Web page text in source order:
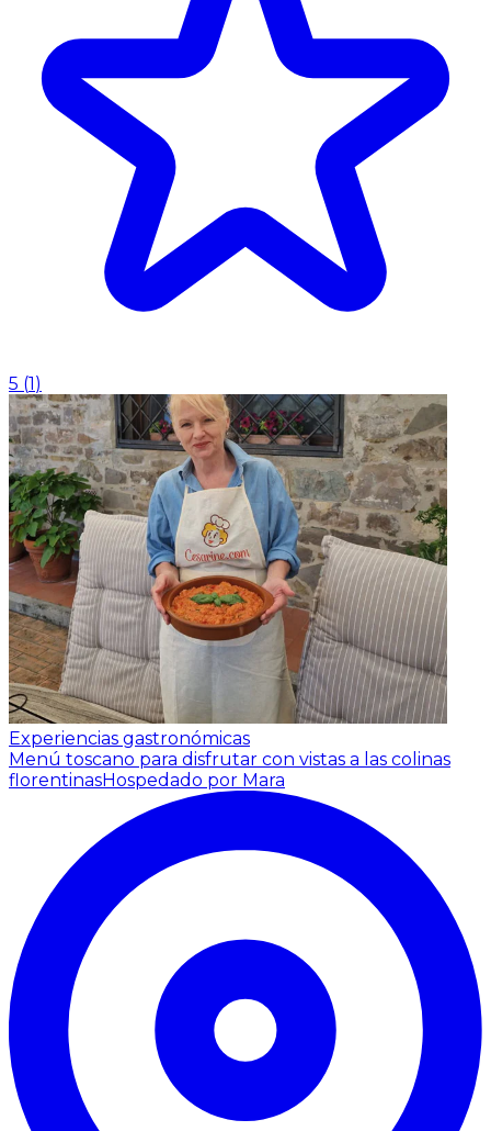
5 (1)
Experiencias gastronómicas
Menú toscano para disfrutar con vistas a las colinas
florentinasHospedado por Mara